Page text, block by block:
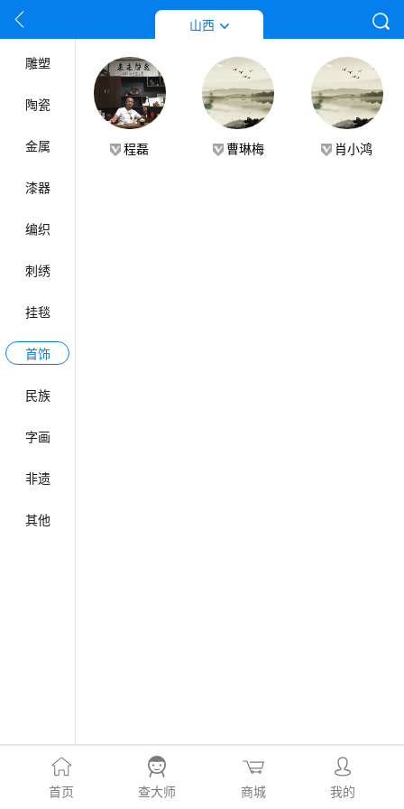
工艺门类
山西
雕塑
陶瓷
金属
漆器
编织
刺绣
挂毯
首饰
民族
字画
非遗
其他
按姓名首拼音字母排列
程磊 曹琳梅 肖小鸿
首页 查大师 商城 我的